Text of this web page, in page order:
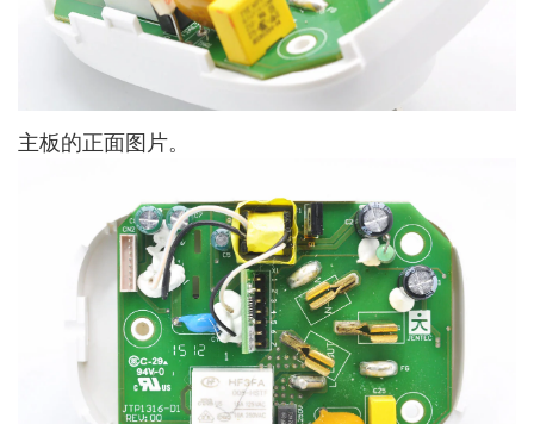
主板的正面图片。